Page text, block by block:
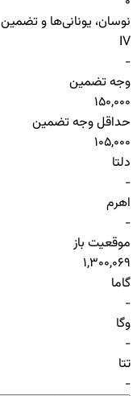
نوسان، یونانی‌ها و تضمین
IV
-
وجه تضمین
150,000
حداقل وجه تضمین
105,000
دلتا
-
اهرم
-
موقعیت باز
1,300,069
گاما
-
وگا
-
تتا
-